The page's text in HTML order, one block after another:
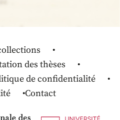
des thèses
de confidentialité
Contact